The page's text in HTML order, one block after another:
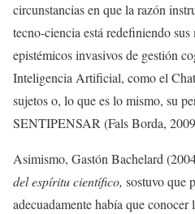
circunstancias en que la razón
tecno-ciencia está redefiniendo
epistémicos invasivos de gestión
Inteligencia Artificial, como el
sujetos o, lo que es lo mismo, su
SENTIPENSAR (Fals Borda,
Asimismo, Gastón Bachelard
del espíritu científico, sostuvo que
adecuadamente había que